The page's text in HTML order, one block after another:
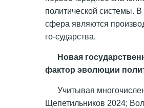
политической системы.
сфера являются
го-сударства.
Новая
фактор эволюции
Учитывая
Щепетильников 2024;